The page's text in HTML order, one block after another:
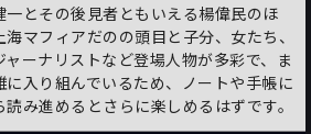
とその後見者ともいえる楊偉民のほ
マフィアだのの頭目と子分、女たち、
ーナリストなど登場人物が多彩で、ま
入り組んでいるため、ノートや手帳に
み進めるとさらに楽しめるはずです。